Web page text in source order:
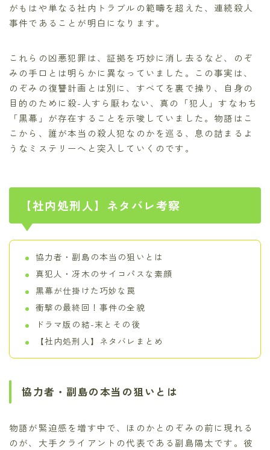
がもはや単なる社内トラブルの範疇を超えた、連続殺人
事件であることが明白になります。
これらの凶悪犯罪は、証拠を巧妙に消し去るなど、のぞ
みの手口とは明らかに異なっていました。この事実は、
のぞみの復讐計画とは別に、すべてを裏で操り、自身の
目的のために殺-人すら厭わない、真の「犯人」すなわち
「黒幕」が存在することを示唆していました。物語はこ
こから、誰が本当の殺人犯なのかを巡る、息の詰まるよ
うなミステリーへと突入していくのです。
【社内処刑人】ネタバレ考察
協力者・副島の本当の狙いとは
真犯人・冴木のサイコパスな素顔
黒幕が仕掛けた巧妙な罠
衝撃の最終回！事件の全貌
ドラマ版の結-末とその後
【社内処刑人】ネタバレまとめ
協力者・副島の本当の狙いとは
物語が緊迫感を増す中で、ほのかとのぞみの前に現れる
のが、大手クライアントの代表である副島陽太です。彼